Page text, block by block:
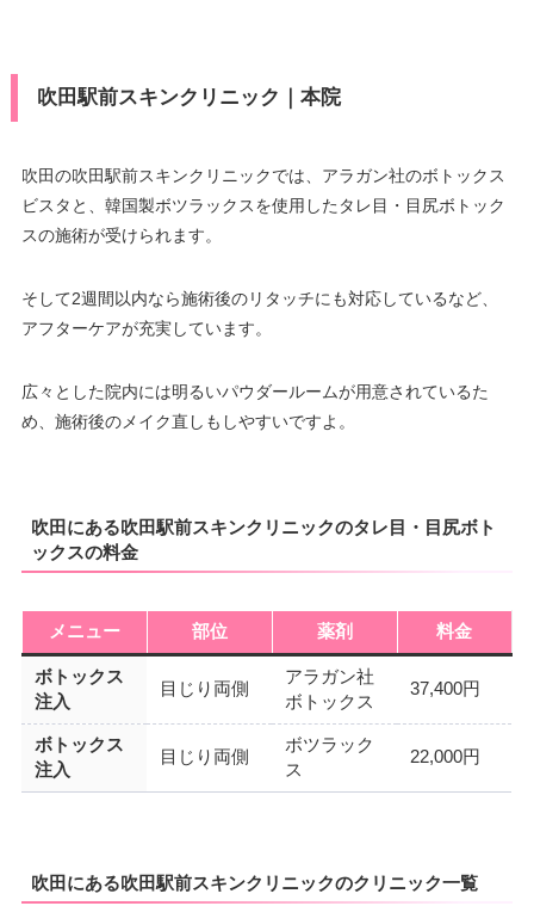
吹田駅前スキンクリニック｜本院
吹田の吹田駅前スキンクリニックでは、アラガン社のボトックス
ビスタと、韓国製ボツラックスを使用したタレ目・目尻ボトック
スの施術が受けられます。
そして2週間以内なら施術後のリタッチにも対応しているなど、
アフターケアが充実しています。
広々とした院内には明るいパウダールームが用意されているた
め、施術後のメイク直しもしやすいですよ。
吹田にある吹田駅前スキンクリニックのタレ目・目尻ボト
ックスの料金
メニュー 部位 薬剤 料金
ボトックス
注入
目じり両側
アラガン社
ボトックス
37,400円
ボトックス
注入
目じり両側
ボツラック
ス
22,000円
吹田にある吹田駅前スキンクリニックのクリニック一覧